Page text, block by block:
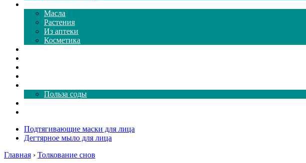
Масла
Растения
Из аптеки
Косметика
Польза соды
Подтягивающие маски для лица
Дегтярное мыло для лица
Главная › Толкование снов